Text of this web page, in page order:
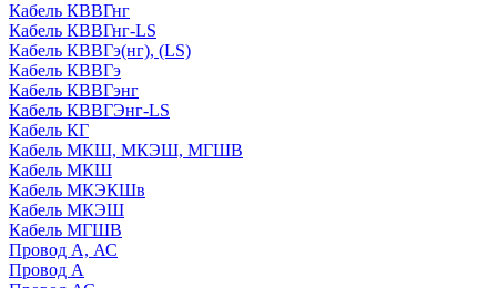
Кабель КВВГнг
Кабель КВВГнг-LS
Кабель КВВГэ(нг), (LS)
Кабель КВВГэ
Кабель КВВГэнг
Кабель КВВГЭнг-LS
Кабель КГ
Кабель МКШ, МКЭШ, МГШВ
Кабель МКШ
Кабель МКЭКШв
Кабель МКЭШ
Кабель МГШВ
Провод А, АС
Провод А